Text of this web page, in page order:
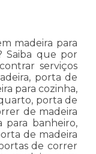
madeira para
Saiba que por
serviços
porta de
para cozinha,
porta de
de madeira
para banheiro,
de madeira
de correr